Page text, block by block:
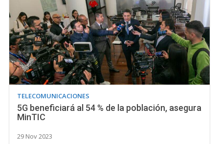
TELECOMUNICACIONES
5G beneficiará al 54 % de la población, asegura
MinTIC
29 Nov 2023